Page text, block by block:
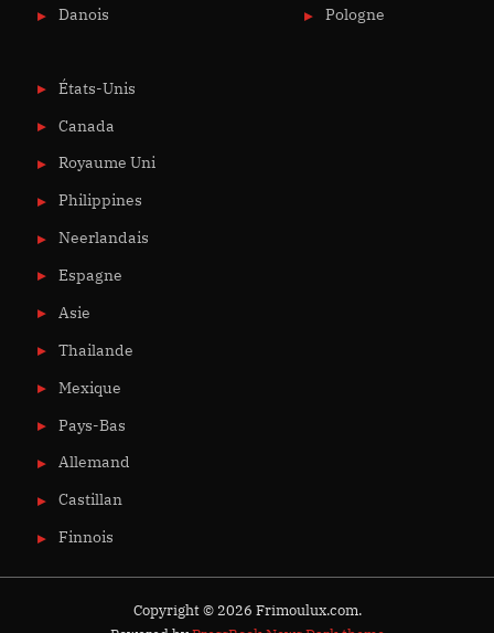
Danois
Pologne
États-Unis
Canada
Royaume Uni
Philippines
Neerlandais
Espagne
Asie
Thailande
Mexique
Pays-Bas
Allemand
Castillan
Finnois
Copyright © 2026 Frimoulux.com.